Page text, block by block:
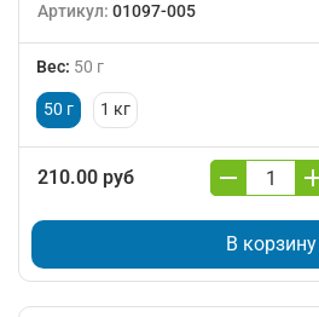
Артикул: 01097-005
Вес: 50 г
50 г 1 кг
210.00 руб
В корзину